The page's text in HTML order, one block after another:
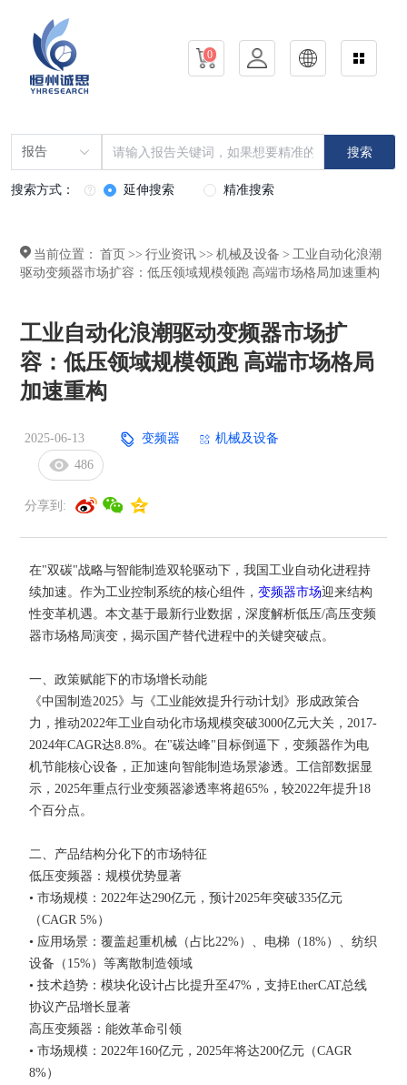
0
报告 搜索
搜索方式： 延伸搜索 精准搜索
当前位置： 首页 >> 行业资讯 >> 机械及设备 > 工业自动化浪潮
驱动变频器市场扩容：低压领域规模领跑 高端市场格局加速重构
工业自动化浪潮驱动变频器市场扩
容：低压领域规模领跑 高端市场格局
加速重构
2025-06-13 变频器
机械及设备
486
分享到:
在"双碳"战略与智能制造双轮驱动下，我国工业自动化进程持
续加速。作为工业控制系统的核心组件，变频器市场迎来结构
性变革机遇。本文基于最新行业数据，深度解析低压/高压变频
器市场格局演变，揭示国产替代进程中的关键突破点。
一、政策赋能下的市场增长动能
《中国制造2025》与《工业能效提升行动计划》形成政策合
力，推动2022年工业自动化市场规模突破3000亿元大关，2017-
2024年CAGR达8.8%。在"碳达峰"目标倒逼下，变频器作为电
机节能核心设备，正加速向智能制造场景渗透。工信部数据显
示，2025年重点行业变频器渗透率将超65%，较2022年提升18
个百分点。
二、产品结构分化下的市场特征
低压变频器：规模优势显著
• 市场规模：2022年达290亿元，预计2025年突破335亿元
（CAGR 5%）
• 应用场景：覆盖起重机械（占比22%）、电梯（18%）、纺织
设备（15%）等离散制造领域
• 技术趋势：模块化设计占比提升至47%，支持EtherCAT总线
协议产品增长显著
高压变频器：能效革命引领
• 市场规模：2022年160亿元，2025年将达200亿元（CAGR
8%）